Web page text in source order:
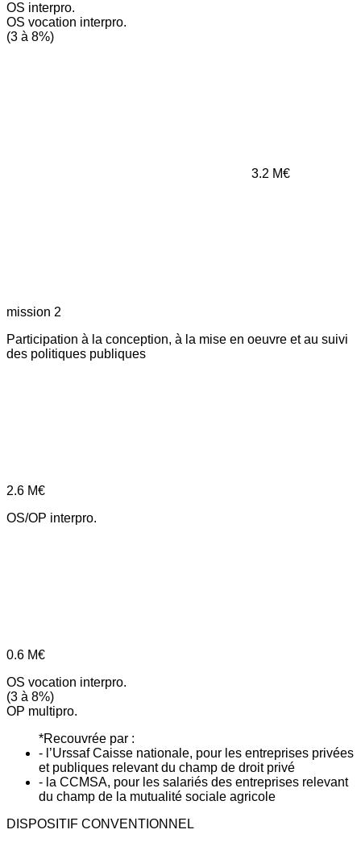
OS interpro.
OS vocation interpro.
(3 à 8%)
3.2 M€
mission 2
Participation à la conception, à la mise en oeuvre et au suivi
des politiques publiques
2.6 M€
OS/OP interpro.
0.6 M€
OS vocation interpro.
(3 à 8%)
OP multipro.
*Recouvrée par :
- l’Urssaf Caisse nationale, pour les entreprises privées
et publiques relevant du champ de droit privé
- la CCMSA, pour les salariés des entreprises relevant
du champ de la mutualité sociale agricole
DISPOSITIF CONVENTIONNEL